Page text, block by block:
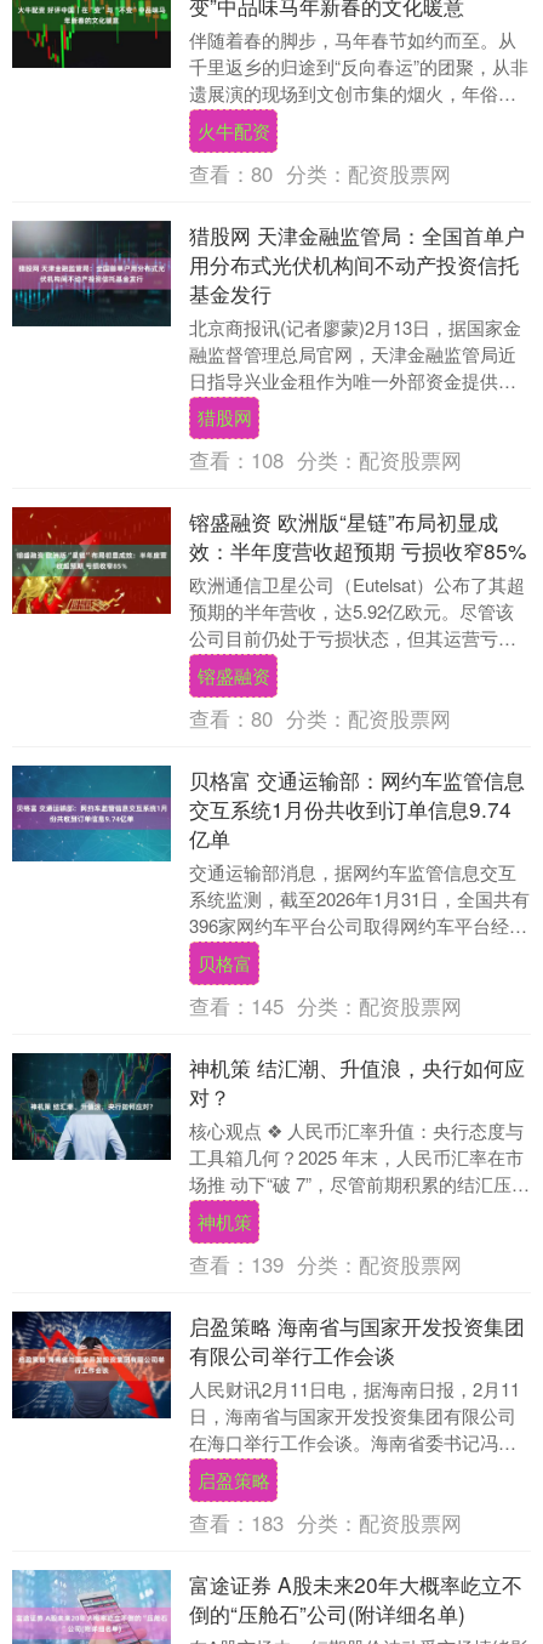
伴随着春的脚步，马年春节如约而至。从
千里返乡的归途到“反向春运”的团聚，从非
遗展演的现场到文创市集的烟火，年俗
的“打开方式”不断刷新，节日的文化内涵愈
发丰富。人....
火牛配资
查看： 80 分类： 配资股票网
猎股网 天津金融监管局：全国首单户
用分布式光伏机构间不动产投资信托
基金发行
北京商报讯(记者廖蒙)2月13日，据国家金
融监督管理总局官网，天津金融监管局近
日指导兴业金租作为唯一外部资金提供
方，全程参与首单户用分布式光伏机构间
不动产投资信....
猎股网
查看： 108 分类： 配资股票网
镕盛融资 欧洲版“星链”布局初显成
效：半年度营收超预期 亏损收窄85%
欧洲通信卫星公司（Eutelsat）公布了其超
预期的半年营收，达5.92亿欧元。尽管该
公司目前仍处于亏损状态，但其运营亏损
已减少了85%。法国一直将Eutels....
镕盛融资
查看： 80 分类： 配资股票网
贝格富 交通运输部：网约车监管信息
交互系统1月份共收到订单信息9.74
亿单
交通运输部消息，据网约车监管信息交互
系统监测，截至2026年1月31日，全国共有
396家网约车平台公司取得网约车平台经营
许可，较上月增加1家。网约车监管信息交
互....
贝格富
查看： 145 分类： 配资股票网
神机策 结汇潮、升值浪，央行如何应
对？
核心观点 ❖ 人民币汇率升值：央行态度与
工具箱几何？2025 年末，人民币汇率在市
场推 动下“破 7”，尽管前期积累的结汇压力
可能引发“汇率升值→结汇量更高” ....
神机策
查看： 139 分类： 配资股票网
启盈策略 海南省与国家开发投资集团
有限公司举行工作会谈
人民财讯2月11日电，据海南日报，2月11
日，海南省与国家开发投资集团有限公司
在海口举行工作会谈。海南省委书记冯飞
表示，海南愿同国投集团携手深化种业、
深海科技、....
启盈策略
查看： 183 分类： 配资股票网
富途证券 A股未来20年大概率屹立不
倒的“压舱石”公司(附详细名单)